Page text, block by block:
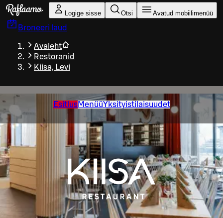
Liigu peamise sisu juurde
Logige sisse Otsi Avatud mobiilimenüü
Broneeri laud
Avaleht
Restoranid
Kiisa, Levi
EsitlusMenüüYksityistilaisuudet